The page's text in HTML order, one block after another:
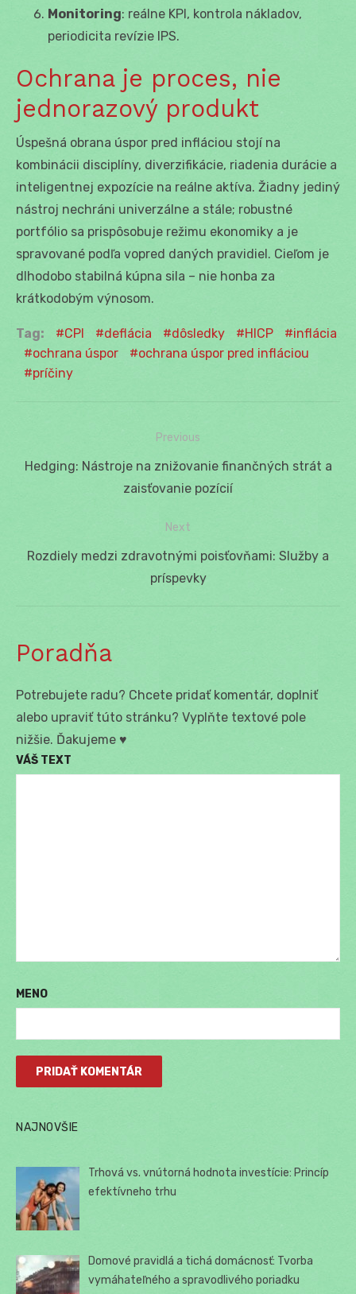
Monitoring: reálne KPI, kontrola nákladov,
periodicita revízie IPS.
Ochrana je proces, nie
jednorazový produkt
Úspešná obrana úspor pred infláciou stojí na
kombinácii disciplíny, diverzifikácie, riadenia durácie a
inteligentnej expozície na reálne aktíva. Žiadny jediný
nástroj nechráni univerzálne a stále; robustné
portfólio sa prispôsobuje režimu ekonomiky a je
spravované podľa vopred daných pravidiel. Cieľom je
dlhodobo stabilná kúpna sila – nie honba za
krátkodobým výnosom.
Tag: CPI deflácia dôsledky HICP
inflácia
ochrana úspor
ochrana úspor pred infláciou
príčiny
Navigácia
Previous
Previous
Hedging: Nástroje na znižovanie finančných strát a
zaisťovanie pozícií
Next
Next
Rozdiely medzi zdravotnými poisťovňami: Služby a
príspevky
Poradňa
Potrebujete radu? Chcete pridať komentár, doplniť
alebo upraviť túto stránku? Vyplňte textové pole
nižšie. Ďakujeme ♥
VÁŠ TEXT
MENO
NAJNOVŠIE
Trhová vs. vnútorná hodnota investície: Princíp
efektívneho trhu
Domové pravidlá a tichá domácnosť: Tvorba
vymáhateľného a spravodlivého poriadku